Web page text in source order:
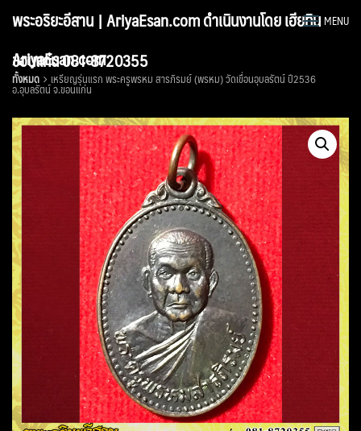
พระอริยะอีสาน | AriyaEsan.com ดำเนินงานโดย เฮียทิน
ขอนแก่น 081-8720355
MENU
AriyaEsan.com
ทั้งหมด เหรียญรุ่นแรก พระครูพรหม สารภิรมย์ (พรหม) วัดเขื่อนอุบลรัตน์ ปี2536
อ.อุบลรัตน์ จ.ขอนแก่น